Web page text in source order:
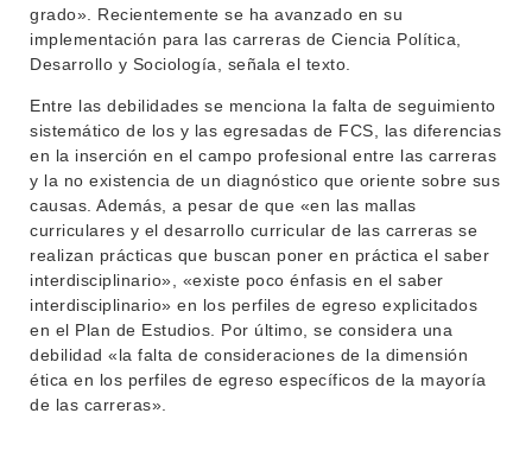
grado». Recientemente se ha avanzado en su
implementación para las carreras de Ciencia Política,
Desarrollo y Sociología, señala el texto.
Entre las debilidades se menciona la falta de seguimiento
sistemático de los y las egresadas de FCS, las diferencias
en la inserción en el campo profesional entre las carreras
y la no existencia de un diagnóstico que oriente sobre sus
causas. Además, a pesar de que «en las mallas
curriculares y el desarrollo curricular de las carreras se
realizan prácticas que buscan poner en práctica el saber
interdisciplinario», «existe poco énfasis en el saber
interdisciplinario» en los perfiles de egreso explicitados
en el Plan de Estudios. Por último, se considera una
debilidad «la falta de consideraciones de la dimensión
ética en los perfiles de egreso específicos de la mayoría
de las carreras».